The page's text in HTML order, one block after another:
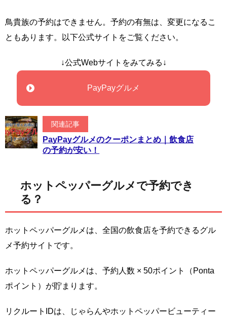
鳥貴族の予約はできません。予約の有無は、変更になるこ
ともあります。以下公式サイトをご覧ください。
↓公式Webサイトをみてみる↓
PayPayグルメ
関連記事
PayPayグルメのクーポンまとめ｜飲食店
の予約が安い！
ホットペッパーグルメで予約でき
る？
ホットペッパーグルメは、全国の飲食店を予約できるグル
メ予約サイトです。
ホットペッパーグルメは、予約人数 × 50ポイント（Ponta
ポイント）が貯まります。
リクルートIDは、じゃらんやホットペッパービューティー